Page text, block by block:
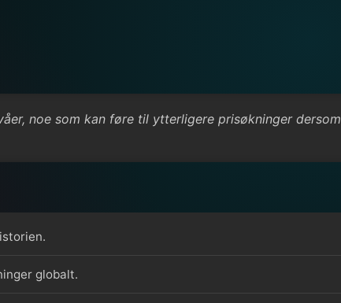
noe som kan føre til ytterligere prisøkninger dersom
globalt.